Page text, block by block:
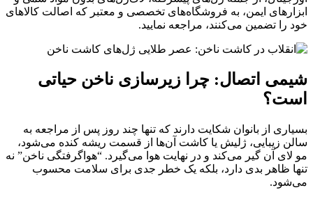
ابزارهای ایمن، به فروشگاه‌های تخصصی و معتبر که اصالت کالاهای
خود را تضمین می‌کنند، مراجعه نمایید.
شیمی اتصال: چرا زیرسازی ناخن حیاتی
است؟
بسیاری از بانوان شکایت دارند که تنها چند روز پس از مراجعه به
سالن زیبایی، ژلیش یا کاشت آن‌ها از قسمت ریشه کنده می‌شود،
مو لای آن گیر می‌کند و در نهایت هوا می‌گیرد. “هواگرفتگی ناخن” نه
تنها ظاهر بدی دارد، بلکه یک خطر جدی برای سلامت محسوب
می‌شود.